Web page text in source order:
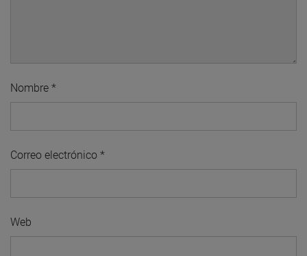
Nombre *
Correo electrónico *
Web